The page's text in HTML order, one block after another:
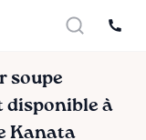
soupe
disponible à
Kanata